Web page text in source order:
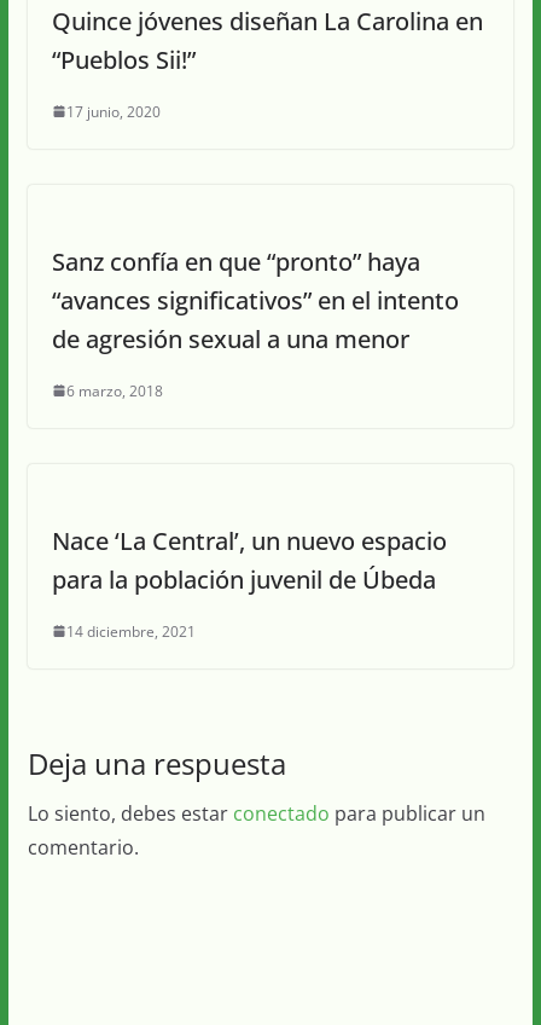
Quince jóvenes diseñan La Carolina en
“Pueblos Sii!”
17 junio, 2020
Sanz confía en que “pronto” haya
“avances significativos” en el intento
de agresión sexual a una menor
6 marzo, 2018
Nace ‘La Central’, un nuevo espacio
para la población juvenil de Úbeda
14 diciembre, 2021
Deja una respuesta
Lo siento, debes estar conectado para publicar un
comentario.